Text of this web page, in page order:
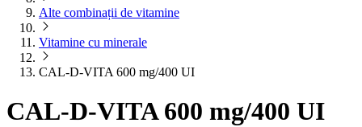
Alte combinații de vitamine
Vitamine cu minerale
CAL-D-VITA 600 mg/400 UI
CAL-D-VITA 600 mg/400 UI